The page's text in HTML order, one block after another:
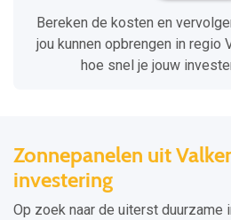
Bereken de kosten en
jou kunnen opbrengen in regio
hoe snel je jouw
Zonnepanelen uit
investering
Op zoek naar de uiterst duurzame